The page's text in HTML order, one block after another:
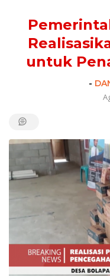
untuk
-